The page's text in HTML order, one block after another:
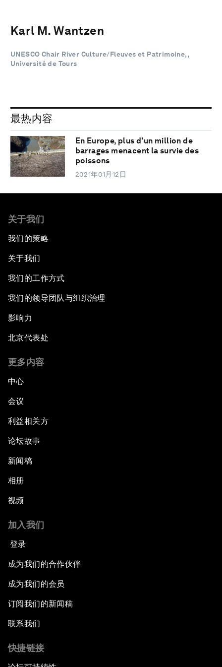
Karl M. Wantzen
UNESCO Chair River Culture/Fleuves et Patrimoine,,
Université de Tours
最热内容
En Europe, plus d’un million de
barrages menacent la survie des
poissons
2021年01月12日
关于我们
我们的策略
关于我们
我们的工作方式
我们的领导团队与组织治理
影响力
北京代表处
更多内容
中心
会议
利益相关方
论坛故事
新闻稿
相册
视频
加入我们
登录
成为我们的合作伙伴
成为我们的会员
订阅我们的新闻稿
联系我们
快捷链接